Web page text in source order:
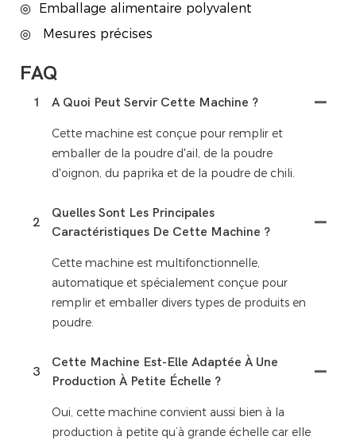
◎
Emballage alimentaire polyvalent
◎
Mesures précises
FAQ
1 A Quoi Peut Servir Cette Machine ?
Cette machine est conçue pour remplir et
emballer de la poudre d'ail, de la poudre
d'oignon, du paprika et de la poudre de chili.
2
Quelles Sont Les Principales
Caractéristiques De Cette Machine ?
Cette machine est multifonctionnelle,
automatique et spécialement conçue pour
remplir et emballer divers types de produits en
poudre.
3
Cette Machine Est-Elle Adaptée À Une
Production À Petite Échelle ?
Oui, cette machine convient aussi bien à la
production à petite qu’à grande échelle car elle